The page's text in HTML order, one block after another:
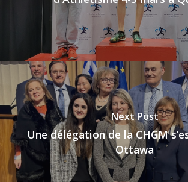
Next Post
Une délégation de la CHGM
Ottawa